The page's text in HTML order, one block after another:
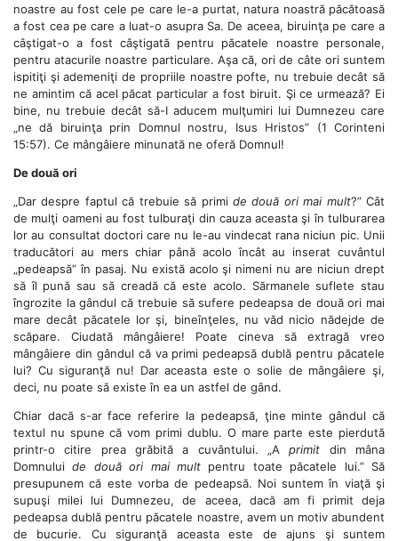
noastre au fost cele pe care le-a purtat, natura noastră păcătoasă
a fost cea pe care a luat-o asupra Sa. De aceea, biruinţa pe care a
câştigat-o a fost câştigată pentru păcatele noastre personale,
pentru atacurile noastre particulare. Aşa că, ori de câte ori suntem
ispitiţi şi ademeniţi de propriile noastre pofte, nu trebuie decât să
ne amintim că acel păcat particular a fost biruit. Şi ce urmează? Ei
bine, nu trebuie decât să-I aducem mulţumiri lui Dumnezeu care
„ne dă biruinţa prin Domnul nostru, Isus Hristos” (1 Corinteni
15:57). Ce mângâiere minunată ne oferă Domnul!
De două ori
„Dar despre faptul că trebuie să primi de două ori mai mult?” Cât
de mulţi oameni au fost tulburaţi din cauza aceasta şi în tulburarea
lor au consultat doctori care nu le-au vindecat rana niciun pic. Unii
traducători au mers chiar până acolo încât au inserat cuvântul
„pedeapsă” în pasaj. Nu există acolo şi nimeni nu are niciun drept
să îl pună sau să creadă că este acolo. Sărmanele suflete stau
îngrozite la gândul că trebuie să sufere pedeapsa de două ori mai
mare decât păcatele lor şi, bineînţeles, nu văd nicio nădejde de
scăpare. Ciudată mângâiere! Poate cineva să extragă vreo
mângâiere din gândul că va primi pedeapsă dublă pentru păcatele
lui? Cu siguranţă nu! Dar aceasta este o solie de mângâiere şi,
deci, nu poate să existe în ea un astfel de gând.
Chiar dacă s-ar face referire la pedeapsă, ţine minte gândul că
textul nu spune că vom primi dublu. O mare parte este pierdută
printr-o citire prea grăbită a cuvântului. „A primit din mâna
Domnuluide două ori mai mult pentru toate păcatele lui.” Să
presupunem că este vorba de pedeapsă. Noi suntem în viaţă şi
supuşi milei lui Dumnezeu, de aceea, dacă am fi primit deja
pedeapsa dublă pentru păcatele noastre, avem un motiv abundent
de bucurie. Cu siguranţă aceasta este de ajuns şi suntem